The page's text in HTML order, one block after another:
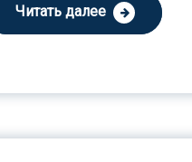
Читать далее